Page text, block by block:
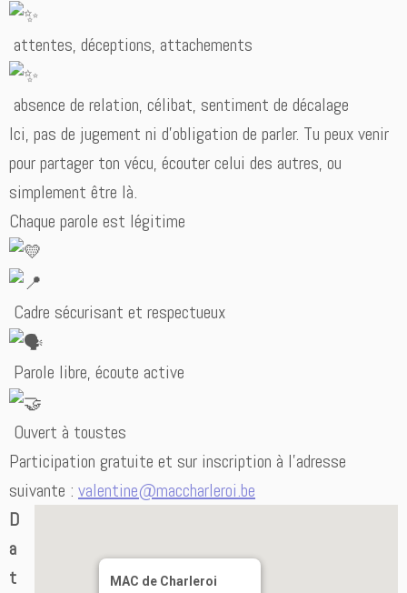
attentes, déceptions, attachements
absence de relation, célibat, sentiment de décalage
Ici, pas de jugement ni d’obligation de parler. Tu peux venir
pour partager ton vécu, écouter celui des autres, ou
simplement être là.
Chaque parole est légitime
Cadre sécurisant et respectueux
Parole libre, écoute active
Ouvert à toustes
Participation gratuite et sur inscription à l’adresse
suivante : valentine@maccharleroi.be
MAC de Charleroi
D
a
t